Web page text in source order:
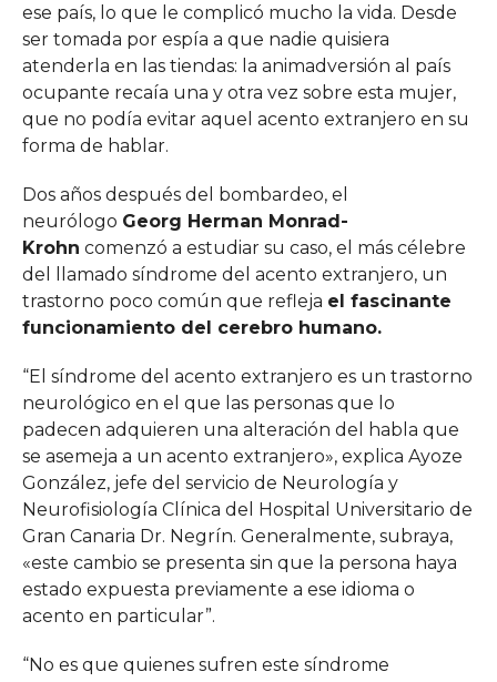
ese país, lo que le complicó mucho la vida. Desde
ser tomada por espía a que nadie quisiera
atenderla en las tiendas: la animadversión al país
ocupante recaía una y otra vez sobre esta mujer,
que no podía evitar aquel acento extranjero en su
forma de hablar.
Dos años después del bombardeo, el
neurólogo Georg Herman Monrad-
Krohn comenzó a estudiar su caso, el más célebre
del llamado síndrome del acento extranjero, un
trastorno poco común que refleja el fascinante
funcionamiento del cerebro humano.
“El síndrome del acento extranjero es un trastorno
neurológico en el que las personas que lo
padecen adquieren una alteración del habla que
se asemeja a un acento extranjero», explica Ayoze
González, jefe del servicio de Neurología y
Neurofisiología Clínica del Hospital Universitario de
Gran Canaria Dr. Negrín. Generalmente, subraya,
«este cambio se presenta sin que la persona haya
estado expuesta previamente a ese idioma o
acento en particular”.
“No es que quienes sufren este síndrome